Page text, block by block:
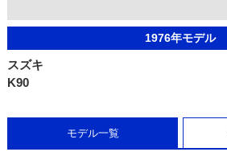
1976年モデル
スズキ
K90
モデル一覧